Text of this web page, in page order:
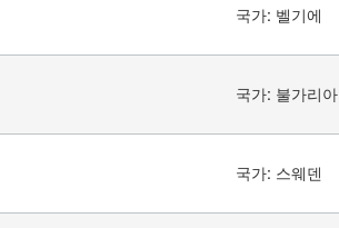
국가: 벨기에
국가: 불가리아
국가: 스웨덴